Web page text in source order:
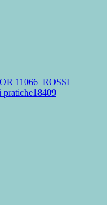
11066_ROSSI
pratiche18409